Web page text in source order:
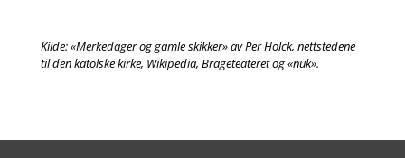
Kilde: «Merkedager og gamle skikker» av Per Holck, nettstedene
til den katolske kirke, Wikipedia, Brageteateret og «nuk».